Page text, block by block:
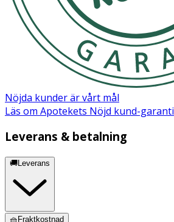
Nöjda kunder är vårt mål
Läs om Apotekets Nöjd kund-garanti
Leverans & betalning
🚚Leverans
🧺Fraktkostnad